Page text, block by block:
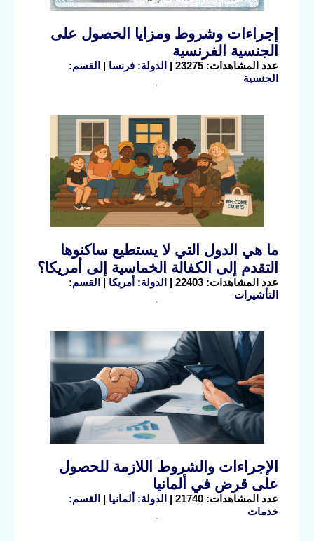
إجراءات وشروط ومزايا الحصول على
الجنسية الفرنسية
عدد المشاهدات: 23275 | الدولة: فرنسا | القسم:
الجنسية
ما هي الدول التي لا يستطيع ساكنوها
التقدم إلى الكفالة الخماسية إلى أمريكا؟
عدد المشاهدات: 22403 | الدولة: أمريكا | القسم:
التأشيرات
الإجراءات والشروط اللازمة للحصول
على قرض في ألمانيا
عدد المشاهدات: 21740 | الدولة: ألمانيا | القسم:
خدمات